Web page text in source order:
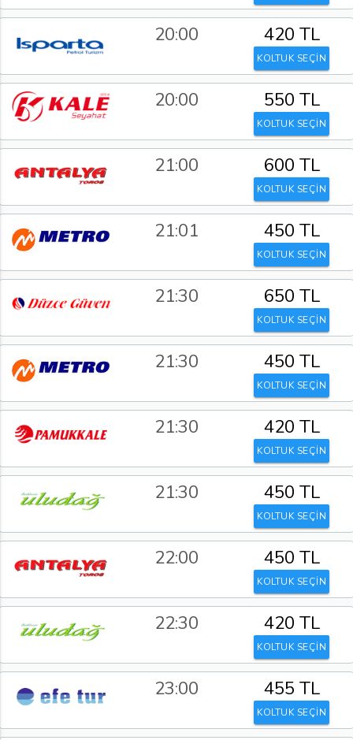
20:00 420 TL
KOLTUK SEÇİN
20:00 550 TL
KOLTUK SEÇİN
21:00 600 TL
KOLTUK SEÇİN
21:01 450 TL
KOLTUK SEÇİN
21:30 650 TL
KOLTUK SEÇİN
21:30 450 TL
KOLTUK SEÇİN
21:30 420 TL
KOLTUK SEÇİN
21:30 450 TL
KOLTUK SEÇİN
22:00 450 TL
KOLTUK SEÇİN
22:30 420 TL
KOLTUK SEÇİN
23:00 455 TL
KOLTUK SEÇİN